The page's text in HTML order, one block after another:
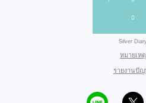
Silver
หมายเหตุ
รายงานปัญ